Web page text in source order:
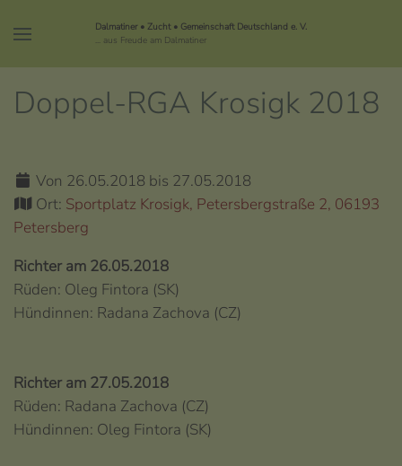
Dalmatiner • Zucht • Gemeinschaft Deutschland e. V.
... aus Freude am Dalmatiner
Doppel-RGA Krosigk 2018
Von 26.05.2018 bis 27.05.2018
Ort: Sportplatz Krosigk, Petersbergstraße 2, 06193
Petersberg
Richter am 26.05.2018
Rüden: Oleg Fintora (SK)
Hündinnen: Radana Zachova (CZ)
Richter am 27.05.2018
Rüden: Radana Zachova (CZ)
Hündinnen: Oleg Fintora (SK)